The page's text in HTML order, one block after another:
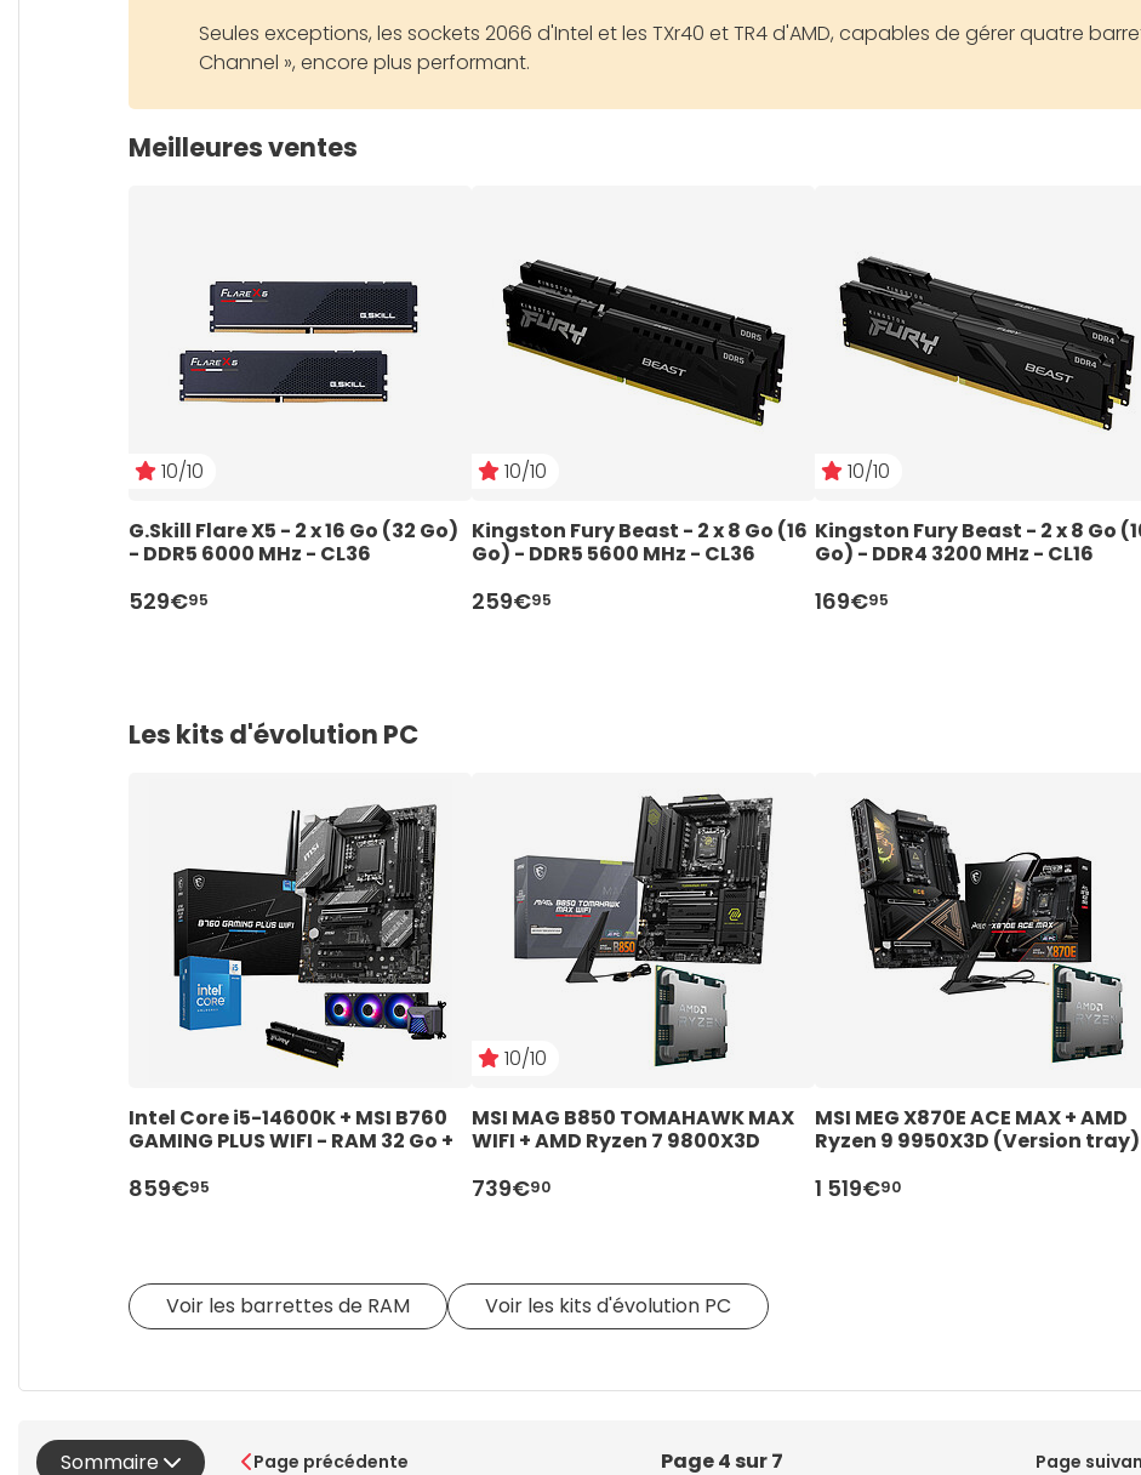
Seules exceptions, les sockets 2066 d'Intel et les TXr40 et TR4 d'AMD, capables de gérer quatre
Channel », encore plus performant.
Meilleures ventes
10/10
G.Skill Flare X5 - 2 x 16 Go (32 Go)
- DDR5 6000 MHz - CL36
529€95
10/10
Kingston Fury Beast - 2 x 8 Go (16
Go) - DDR5 5600 MHz - CL36
259€95
10/10
Kingston Fury Beast - 2 x 8 Go
Go) - DDR4 3200 MHz - CL16
169€95
Les kits d'évolution PC
Intel Core i5-14600K + MSI B760
GAMING PLUS WIFI - RAM 32 Go +
859€95
10/10
MSI MAG B850 TOMAHAWK MAX
WIFI + AMD Ryzen 7 9800X3D
739€90
MSI MEG X870E ACE MAX + AMD
Ryzen 9 9950X3D (Version tray)
1 519€90
Voir les barrettes de RAM Voir les kits d'évolution PC
Sommaire Page précédente Page 4 sur 7 Page